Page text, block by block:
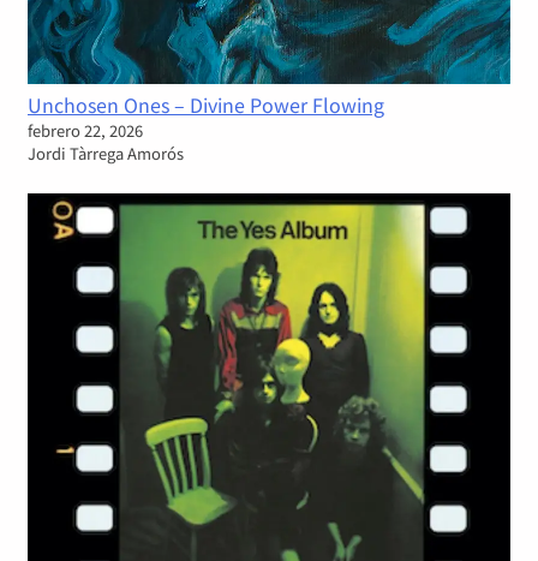
Unchosen Ones – Divine Power Flowing
febrero 22, 2026
Jordi Tàrrega Amorós